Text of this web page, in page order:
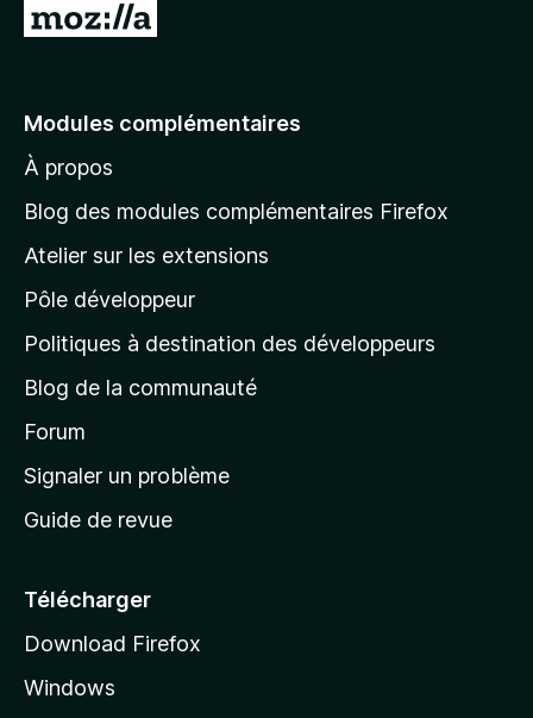
A
e
à
l
p
a
g
d
a
c
e
l
d
Modules complémentaires
À propos
Blog des modules complémentaires Firefox
Atelier sur les extensions
Pôle développeur
Politiques à destination des développeurs
Blog de la communauté
Forum
Signaler un problème
Guide de revue
Télécharger
Download Firefox
Windows